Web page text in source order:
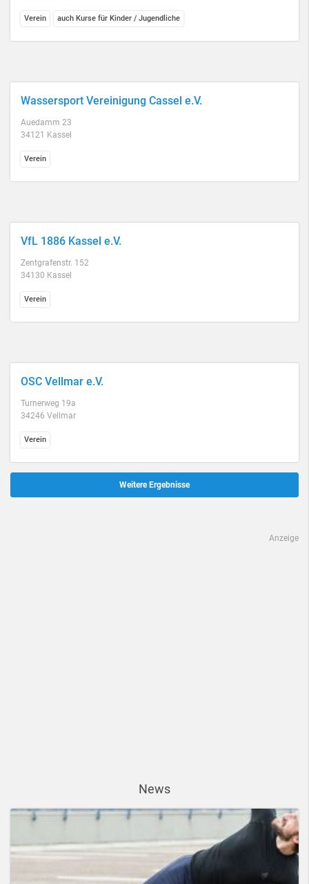
Verein auch Kurse für Kinder / Jugendliche
Wassersport Vereinigung Cassel e.V.
Auedamm 23
34121 Kassel
Verein
VfL 1886 Kassel e.V.
Zentgrafenstr. 152
34130 Kassel
Verein
OSC Vellmar e.V.
Turnerweg 19a
34246 Vellmar
Verein
Weitere Ergebnisse
Anzeige
News